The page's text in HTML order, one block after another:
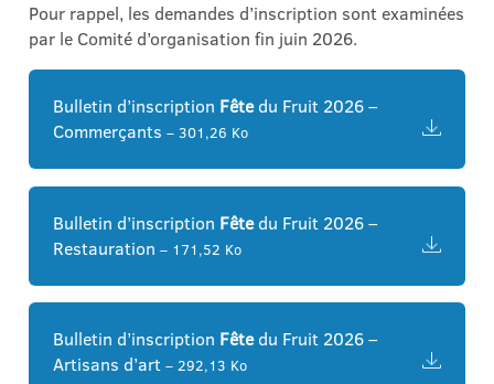
Pour rappel, les demandes d’inscription sont examinées
par le Comité d’organisation fin juin 2026.
Bulletin d’inscription Fêtedu Fruit 2026 –
Commerçants – 301,26 Ko
Bulletin d’inscription Fêtedu Fruit 2026 –
Restauration – 171,52 Ko
Bulletin d’inscription Fêtedu Fruit 2026 –
Artisans d’art – 292,13 Ko